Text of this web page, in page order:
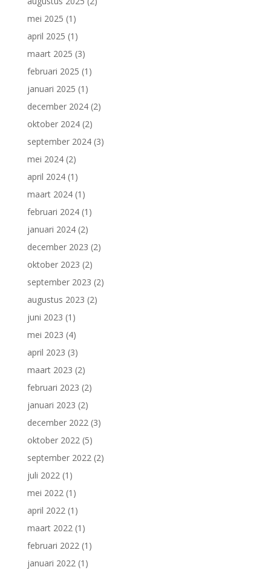
mei 2025 (1)
april 2025 (1)
maart 2025 (3)
februari 2025 (1)
januari 2025 (1)
december 2024 (2)
oktober 2024 (2)
september 2024 (3)
mei 2024 (2)
april 2024 (1)
maart 2024 (1)
februari 2024 (1)
januari 2024 (2)
december 2023 (2)
oktober 2023 (2)
september 2023 (2)
augustus 2023 (2)
juni 2023 (1)
mei 2023 (4)
april 2023 (3)
maart 2023 (2)
februari 2023 (2)
januari 2023 (2)
december 2022 (3)
oktober 2022 (5)
september 2022 (2)
juli 2022 (1)
mei 2022 (1)
april 2022 (1)
maart 2022 (1)
februari 2022 (1)
januari 2022 (1)